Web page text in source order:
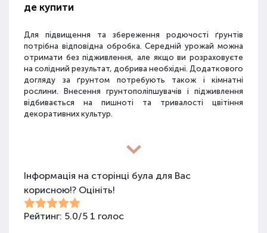
де купити
Для підвищення та збереження родючості ґрунтів
потрібна відповідна обробка. Середній урожай можна
отримати без підживлення, але якщо ви розраховуєте
на солідний результат, добрива необхідні. Додаткового
догляду за ґрунтом потребують також і кімнатні
рослини. Внесення грунтополіпшувачів і підживлення
відбивається на пишноті та тривалості цвітіння
декоративних культур.
Різновиди засобів для покращення
Для покращення поживних якостей ґрунту
використовуються різні види засобів: мінеральні
добрива, органічні суміші, засоби змішаного типу,
Інформація на сторінці була для Вас
корисною!? Оцініть!
Рейтинг: 5.0/5 1 голос